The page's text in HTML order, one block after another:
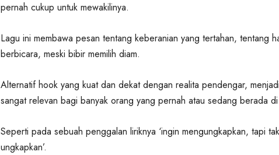
pernah cukup untuk mewakilinya.
Lagu ini membawa pesan tentang keberanian yang tertahan, tentang
berbicara, meski bibir memilih diam.
Alternatif hook yang kuat dan dekat dengan realita pendengar,
sangat relevan bagi banyak orang yang pernah atau sedang berada
Seperti pada sebuah penggalan liriknya ‘ingin mengungkapkan, tapi
ungkapkan’.